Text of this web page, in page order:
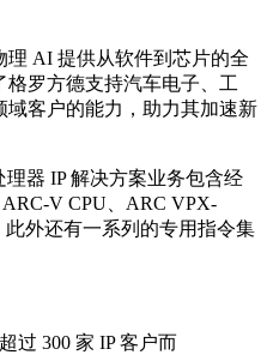
理 AI 提供从软件到芯片的全
罗方德支持汽车电子、工
客户的能力，助力其加速新
理器 IP 解决方案业务包含经
V CPU、ARC VPX-
外还有一系列的专用指令集
过 300 家 IP 客户而